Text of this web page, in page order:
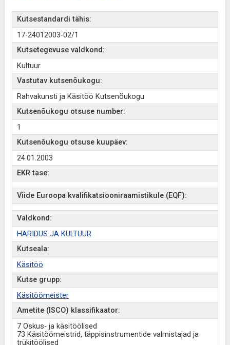
Kutsestandardi tähis:
17-24012003-02/1
Kutsetegevuse valdkond:
Kultuur
Vastutav kutsenõukogu:
Rahvakunsti ja Käsitöö Kutsenõukogu
Kutsenõukogu otsuse number:
1
Kutsenõukogu otsuse kuupäev:
24.01.2003
EKR tase:
Viide Euroopa kvalifikatsiooniraamistikule (EQF):
Valdkond:
HARIDUS JA KULTUUR
Kutseala:
Käsitöö
Kutse grupp:
Käsitöömeister
Ametite (ISCO) klassifikaator:
7 Oskus- ja käsitöölised
73 Käsitöömeistrid, täppisinstrumentide valmistajad ja
trükitöölised